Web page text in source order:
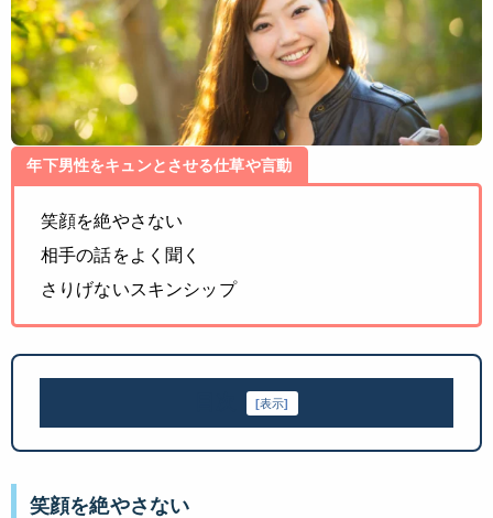
年下男性をキュンとさせる仕草や言動
笑顔を絶やさない
相手の話をよく聞く
さりげないスキンシップ
[表示]
笑顔を絶やさない